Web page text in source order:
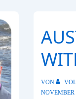
je
VON
NOVEMBER